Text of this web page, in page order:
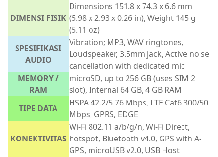
DIMENSI FISIK
Dimensions 151.8 x 74.3 x 6.6 mm
(5.98 x 2.93 x 0.26 in), Weight 145 g
(5.11 oz)
SPESIFIKASI
AUDIO
Vibration; MP3, WAV ringtones,
Loudspeaker, 3.5mm jack, Active noise
cancellation with dedicated mic
MEMORY /
RAM
microSD, up to 256 GB (uses SIM 2
slot), Internal 64 GB, 4 GB RAM
TIPE DATA
HSPA 42.2/5.76 Mbps, LTE Cat6 300/50
Mbps, GPRS, EDGE
KONEKTIVITAS
Wi-Fi 802.11 a/b/g/n, Wi-Fi Direct,
hotspot, Bluetooth v4.0, GPS with A-
GPS, microUSB v2.0, USB Host